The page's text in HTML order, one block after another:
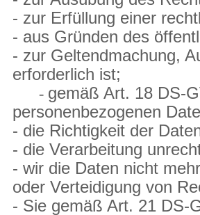
- zur Erfüllung einer
- aus Gründen des
- zur Geltendmachung,
erforderlich ist;
- gemäß Art. 18 DS-
personenbezogenen
- die Richtigkeit der
- die Verarbeitung
- wir die Daten nicht
oder Verteidigung von
- Sie gemäß Art. 21 DS-